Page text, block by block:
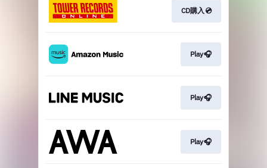
CD購入💿
Play🎧
Play🎧
Play🎧